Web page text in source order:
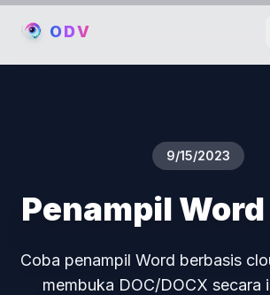
ODV
9/15/2023
Penampil
Coba penampil Word berbasis
membuka DOC/DOCX secara